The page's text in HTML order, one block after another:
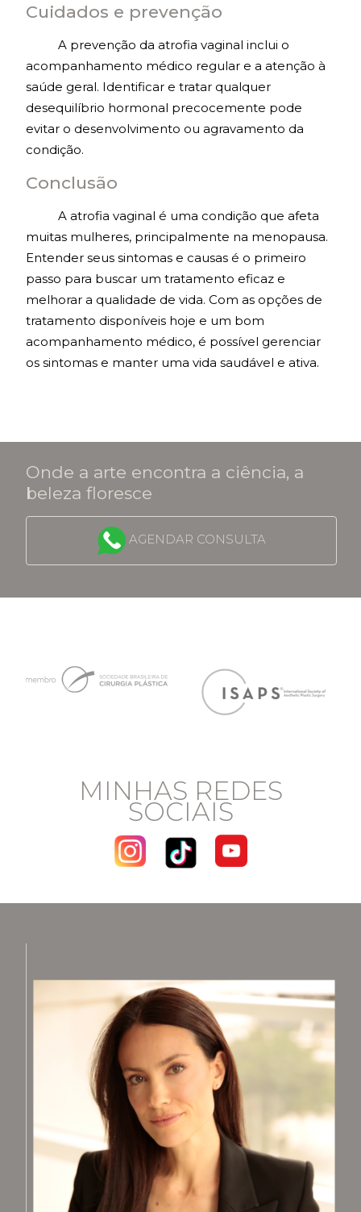
Cuidados e prevenção
A prevenção da atrofia vaginal inclui o
acompanhamento médico regular e a atenção à
saúde geral. Identificar e tratar qualquer
desequilíbrio hormonal precocemente pode
evitar o desenvolvimento ou agravamento da
condição.
Conclusão
A atrofia vaginal é uma condição que afeta
muitas mulheres, principalmente na menopausa.
Entender seus sintomas e causas é o primeiro
passo para buscar um tratamento eficaz e
melhorar a qualidade de vida. Com as opções de
tratamento disponíveis hoje e um bom
acompanhamento médico, é possível gerenciar
os sintomas e manter uma vida saudável e ativa.
Onde a arte encontra a ciência, a
beleza floresce
AGENDAR CONSULTA
MINHAS REDES
SOCIAIS